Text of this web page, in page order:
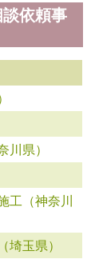
依頼事
県）
工（神奈川
玉県）